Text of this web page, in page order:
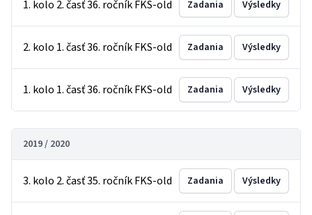
1. kolo 2. časť 36. ročník FKS-old Zadania Výsledky
2. kolo 1. časť 36. ročník FKS-old Zadania Výsledky
1. kolo 1. časť 36. ročník FKS-old Zadania Výsledky
2019 / 2020
3. kolo 2. časť 35. ročník FKS-old Zadania Výsledky